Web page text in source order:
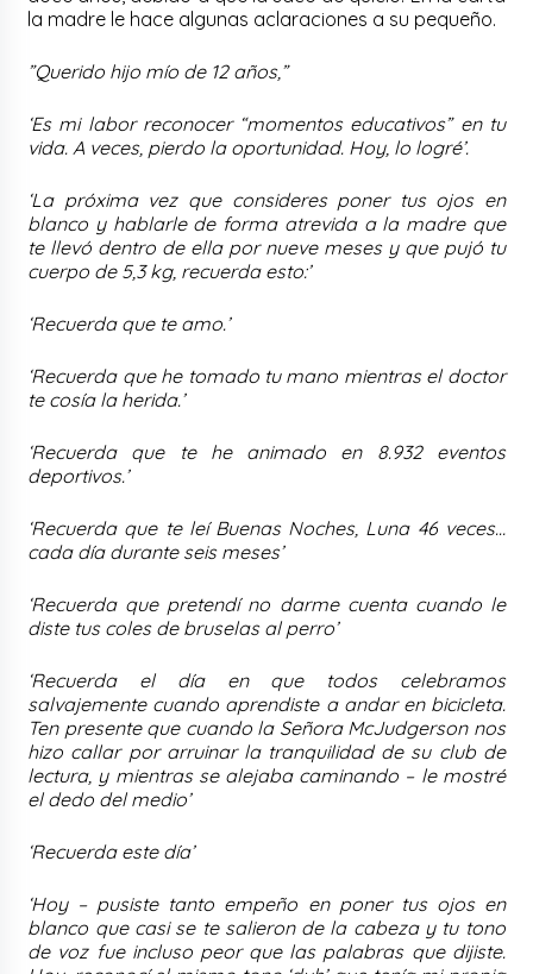
la madre le hace algunas aclaraciones a su pequeño.
”Querido hijo mío de 12 años,”
‘Es mi labor reconocer “momentos educativos” en tu
vida. A veces, pierdo la oportunidad. Hoy, lo logré’.
‘La próxima vez que consideres poner tus ojos en
blanco y hablarle de forma atrevida a la madre que
te llevó dentro de ella por nueve meses y que pujó tu
cuerpo de 5,3 kg, recuerda esto:’
‘Recuerda que te amo.’
‘Recuerda que he tomado tu mano mientras el doctor
te cosía la herida.’
‘Recuerda que te he animado en 8.932 eventos
deportivos.’
‘Recuerda que te leí Buenas Noches, Luna 46 veces…
cada día durante seis meses’
‘Recuerda que pretendí no darme cuenta cuando le
diste tus coles de bruselas al perro’
‘Recuerda el día en que todos celebramos
salvajemente cuando aprendiste a andar en bicicleta.
Ten presente que cuando la Señora McJudgerson nos
hizo callar por arruinar la tranquilidad de su club de
lectura, y mientras se alejaba caminando – le mostré
el dedo del medio’
‘Recuerda este día’
‘Hoy – pusiste tanto empeño en poner tus ojos en
blanco que casi se te salieron de la cabeza y tu tono
de voz fue incluso peor que las palabras que dijiste.